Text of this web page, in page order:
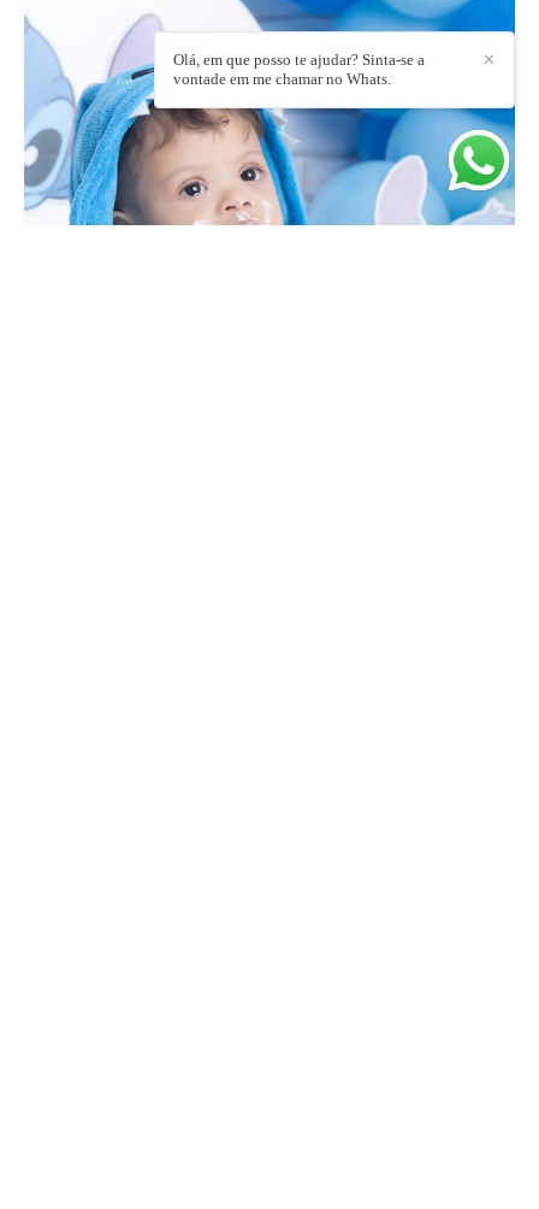
✕
Olá, em que posso te ajudar? Sinta-se a
vontade em me chamar no Whats.